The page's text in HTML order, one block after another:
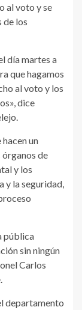
al voto y se
de los
día martes a
que hagamos
al voto y los
dice
un
de
y los
y la seguridad,
pública
sin ningún
Carlos
departamento